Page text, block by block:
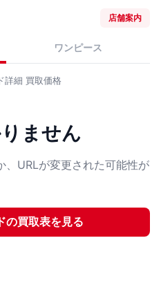
店舗案内
ワンピース
詳細 買取価格
ません
、URLが変更された可能性が
の買取表を見る